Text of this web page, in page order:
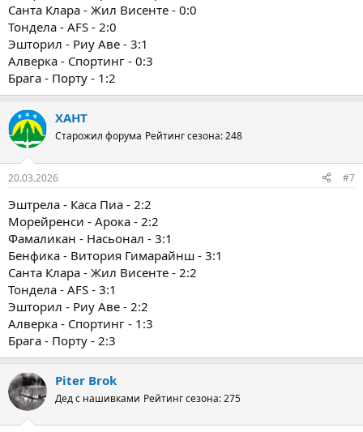
Санта Клара - Жил Висенте - 0:0
Тондела - AFS - 2:0
Эшторил - Риу Аве - 3:1
Алверка - Спортинг - 0:3
Брага - Порту - 1:2
ХАНТ
Старожил форума Рейтинг сезона: 248
20.03.2026 #7
Эштрела - Каса Пиа - 2:2
Морейренси - Арока - 2:2
Фамаликан - Насьонал - 3:1
Бенфика - Витория Гимарайнш - 3:1
Санта Клара - Жил Висенте - 2:2
Тондела - AFS - 3:1
Эшторил - Риу Аве - 2:2
Алверка - Спортинг - 1:3
Брага - Порту - 2:3
Piter Brok
Дед с нашивками Рейтинг сезона: 275